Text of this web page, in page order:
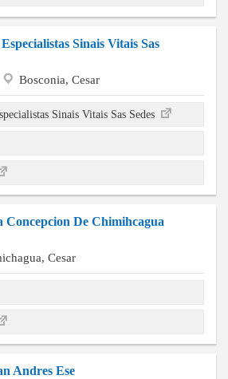
Sinais Vitais Sas
Bosconia, Cesar
Sinais Vitais Sas Sedes
Concepcion De Chimihcagua
Cesar
Andres Ese